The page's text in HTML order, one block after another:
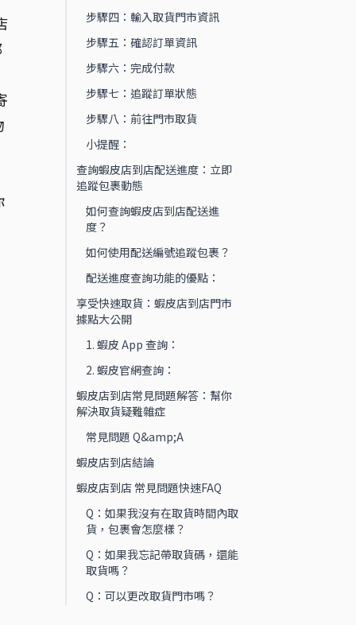
步驟四：輸入取貨門市資訊
步驟五：確認訂單資訊
步驟六：完成付款
步驟七：追蹤訂單狀態
步驟八：前往門市取貨
小提醒：
查詢蝦皮店到店配送進度：立即
追蹤包裹動態
如何查詢蝦皮店到店配送進
度？
如何使用配送編號追蹤包裹？
配送進度查詢功能的優點：
享受快速取貨：蝦皮店到店門市
據點大公開
1. 蝦皮 App 查詢：
2. 蝦皮官網查詢：
蝦皮店到店常見問題解答：幫你
解決取貨疑難雜症
常見問題 Q&amp;A
蝦皮店到店結論
蝦皮店到店 常見問題快速FAQ
Q：如果我沒有在取貨時間內取
貨，包裹會怎麼樣？
Q：如果我忘記帶取貨碼，還能
取貨嗎？
Q：可以更改取貨門市嗎？